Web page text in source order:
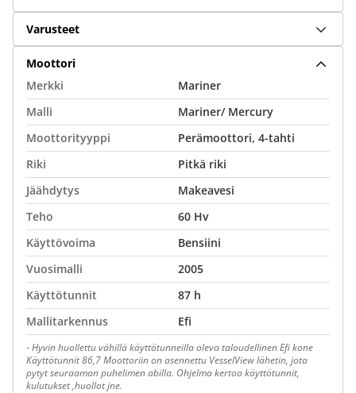
Varusteet
Moottori
Merkki
Mariner
Malli
Mariner/ Mercury
Moottorityyppi
Perämoottori, 4-tahti
Riki
Pitkä riki
Jäähdytys
Makeavesi
Teho
60 Hv
Käyttövoima
Bensiini
Vuosimalli
2005
Käyttötunnit
87 h
Mallitarkennus
Efi
-Hyvin huollettu vähillä käyttötunneilla oleva taloudellinen Efi kone
Käyttötunnit 86,7 Moottoriin on asennettu VesselView lähetin, jota
pytyt seuraaman puhelimen abilla. Ohjelma kertoo käyttötunnit,
kulutukset ,huollot jne.